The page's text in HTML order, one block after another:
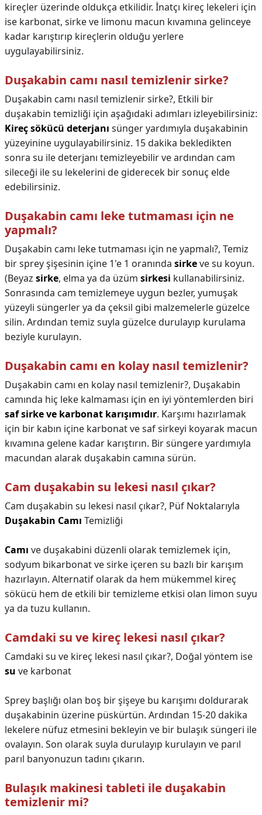
kireçler üzerinde oldukça etkilidir. İnatçı kireç lekeleri için
ise karbonat, sirke ve limonu macun kıvamına gelinceye
kadar karıştırıp kireçlerin olduğu yerlere
uygulayabilirsiniz.
Duşakabin camı nasıl temizlenir sirke?
Duşakabin camı nasıl temizlenir sirke?, Etkili bir
duşakabin temizliği için aşağıdaki adımları izleyebilirsiniz:
Kireç sökücü deterjanı sünger yardımıyla duşakabinin
yüzeyinine uygulayabilirsiniz. 15 dakika bekledikten
sonra su ile deterjanı temizleyebilir ve ardından cam
sileceği ile su lekelerini de giderecek bir sonuç elde
edebilirsiniz.
Duşakabin camı leke tutmaması için ne
yapmalı?
Duşakabin camı leke tutmaması için ne yapmalı?, Temiz
bir sprey şişesinin içine 1'e 1 oranında sirkeve su koyun.
(Beyaz sirke, elma ya da üzüm sirkesi kullanabilirsiniz.
Sonrasında cam temizlemeye uygun bezler, yumuşak
yüzeyli süngerler ya da çeksil gibi malzemelerle güzelce
silin. Ardından temiz suyla güzelce durulayıp kurulama
beziyle kurulayın.
Duşakabin camı en kolay nasıl temizlenir?
Duşakabin camı en kolay nasıl temizlenir?, Duşakabin
camında hiç leke kalmaması için en iyi yöntemlerden biri
saf sirke ve karbonat karışımıdır. Karşımı hazırlamak
için bir kabın içine karbonat ve saf sirkeyi koyarak macun
kıvamına gelene kadar karıştırın. Bir süngere yardımıyla
macundan alarak duşakabin camına sürün.
Cam duşakabin su lekesi nasıl çıkar?
Cam duşakabin su lekesi nasıl çıkar?, Püf Noktalarıyla
Duşakabin Camı Temizliği
Camı ve duşakabini düzenli olarak temizlemek için,
sodyum bikarbonat ve sirke içeren su bazlı bir karışım
hazırlayın. Alternatif olarak da hem mükemmel kireç
sökücü hem de etkili bir temizleme etkisi olan limon suyu
ya da tuzu kullanın.
Camdaki su ve kireç lekesi nasıl çıkar?
Camdaki su ve kireç lekesi nasıl çıkar?, Doğal yöntem ise
su ve karbonat
Sprey başlığı olan boş bir şişeye bu karışımı doldurarak
duşakabinin üzerine püskürtün. Ardından 15-20 dakika
lekelere nüfuz etmesini bekleyin ve bir bulaşık süngeri ile
ovalayın. Son olarak suyla durulayıp kurulayın ve parıl
parıl banyonuzun tadını çıkarın.
Bulaşık makinesi tableti ile duşakabin
temizlenir mi?